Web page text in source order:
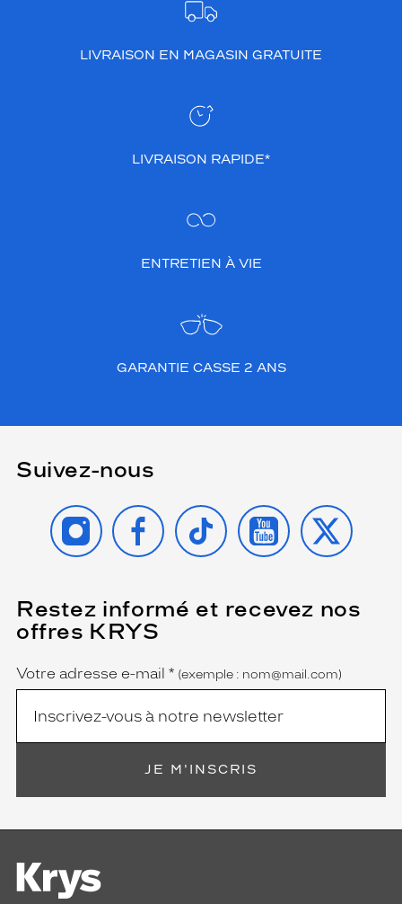
LIVRAISON EN MAGASIN GRATUITE
LIVRAISON RAPIDE*
ENTRETIEN À VIE
GARANTIE CASSE 2 ANS
Suivez-nous
INSTAGRAMFACEBOOK
TIKTOK YOUTUBE
X
Restez informé et recevez nos
offres KRYS
Name
Votre adresse e-mail *
(Ce
champ
est
(exemple : nom@mail.com)
JE M'INSCRIS